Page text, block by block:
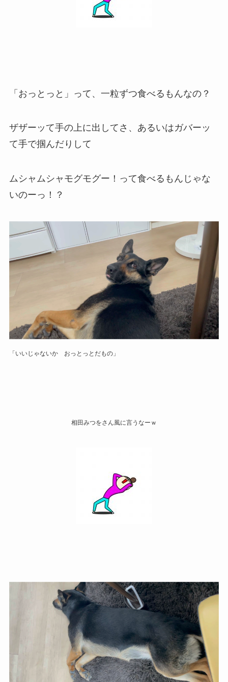
「おっとっと」って、一粒ずつ食べるもんなの？
ザザーッて手の上に出してさ、あるいはガバーッ
て手で掴んだりして
ムシャムシャモグモグー！って食べるもんじゃな
いのーっ！？
「いいじゃないか おっとっとだもの」
相田みつをさん風に言うなーｗ